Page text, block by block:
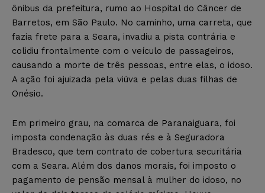
ônibus da prefeitura, rumo ao Hospital do Câncer de
Barretos, em São Paulo. No caminho, uma carreta, que
fazia frete para a Seara, invadiu a pista contrária e
colidiu frontalmente com o veículo de passageiros,
causando a morte de três pessoas, entre elas, o idoso.
A ação foi ajuizada pela viúva e pelas duas filhas de
Onésio.
Em primeiro grau, na comarca de Paranaiguara, foi
imposta condenação às duas rés e à Seguradora
Bradesco, que tem contrato de cobertura securitária
com a Seara. Além dos danos morais, foi imposto o
pagamento de pensão mensal à mulher do idoso, no